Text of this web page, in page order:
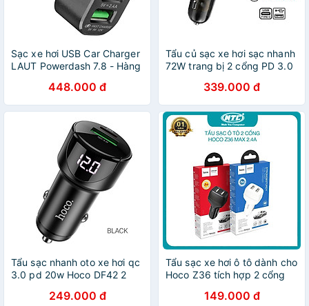
Sạc xe hơi USB Car Charger
LAUT Powerdash 7.8 - Hàng
448.000 đ
Tẩu củ sạc xe hơi sạc nhanh
72W trang bị 2 cổng PD 3.0
hiệu WIWU Intelligent
Transparent Car Charger
PC500 đa năng cho xe hơi /
xe ô tô trang bị LED hiển thị,
chuẩn PD 3.0 và QC 4.0,
chip sạc thông minh - hàng
nhập khẩu
339.000 đ
Tẩu sạc nhanh oto xe hơi qc
3.0 pd 20w Hoco DF42 2
hàng chính hãng
249.000 đ
Tẩu sạc xe hơi ô tô dành cho
Hoco Z36 tích hợp 2 cổng
Hàng Chính Hãng
149.000 đ